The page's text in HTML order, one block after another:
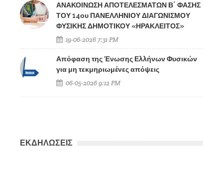
ΑΝΑΚΟΙΝΩΣΗ ΑΠΟΤΕΛΕΣΜΑΤΩΝ Β΄ ΦΑΣΗΣ
ΤΟΥ 14ου ΠΑΝΕΛΛΗΝΙΟΥ ΔΙΑΓΩΝΙΣΜΟΥ
ΦΥΣΙΚΗΣ ΔΗΜΟΤΙΚΟΥ «ΗΡΑΚΛΕΙΤΟΣ»
19-06-2026 7:31 PM
Απόφαση της Ένωσης Ελλήνων Φυσικών
για μη τεκμηριωμένες απόψεις
06-05-2026 9:12 PM
ΕΚΔΗΛΩΣΕΙΣ